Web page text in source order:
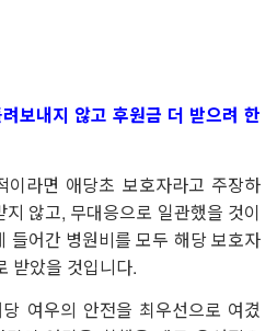
보내지 않고 후원금 더 받으려 한
이라면 애당초 보호자라고 주장하
지 않고, 무대응으로 일관했을 것이
들어간 병원비를 모두 해당 보호자
받았을 것입니다.
여우의 안전을 최우선으로 여겼